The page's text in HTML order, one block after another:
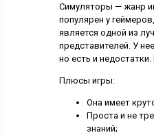
Симуляторы — жанр
популярен у
является одной из
представителей. У
но есть и
Плюсы игры:
Она имеет
Проста и не
знаний;